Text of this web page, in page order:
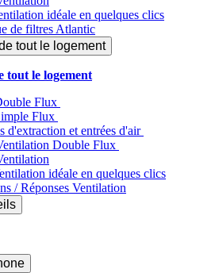
idéale en quelques clics
de filtres Atlantic
tout le logement
tout le logement
Flux
Flux
d'extraction et entrées d'air
Double Flux
idéale en quelques clics
/ Réponses Ventilation